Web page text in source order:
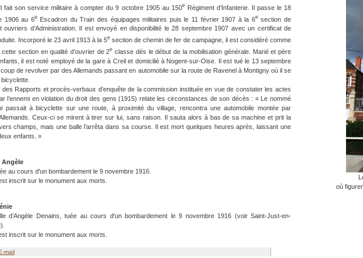
fait son service militaire à compter du 9 octobre 1905 au 150eRégiment d’Infanterie. Il passe le 18
1906 au 6eEscadron du Train des équipages militaires puis le 11 février 1907 à la 6esection de
ouvriers d’Administration. Il est envoyé en disponibilité le 28 septembre 1907 avec un certificat de
Incorporé le 23 avril 1913 à la 5e section de chemin de fer de campagne, il est considéré comme
cette section en qualité d’ouvrier de 2e classe dès le début de la mobilisation générale. Marié et père
il est noté employé de la gare à Creil et domicilié à Nogent-sur-Oise. Il est tué le 13 septembre
coup de revolver par des Allemands passant en automobile sur la route de Ravenel à Montigny où il se
des Rapports et procès-verbaux d’enquête de la commission instituée en vue de constater les actes
l’ennemi en violation du droit des gens (1915) relate les circonstances de son décès : « Le nommé
passait à bicyclette sur une route, à proximité du village, rencontra une automobile montée par
Ceux-ci se mirent à tirer sur lui, sans raison. Il sauta alors à bas de sa machine et prit la
champs, mais une balle l’arrêta dans sa course. Il est mort quelques heures après, laissant une
enfants. »
où
Angèle
au cours d'un bombardement le 9 novembre 1916.
inscrit sur le monument aux morts.
d’Angèle Denains, tuée au cours d'un bombardement le 9 novembre 1916 (voir Saint-Just-en-
inscrit sur le monument aux morts.
mail